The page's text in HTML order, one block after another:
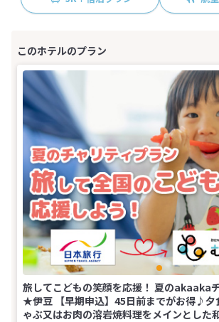
旅してこどもの笑顔を応援！ 夏のakaaka
★伊豆 【早期申込】45日前までがお得♪夕
ゃぶ又はお肉の溶岩焼料理をメインとした